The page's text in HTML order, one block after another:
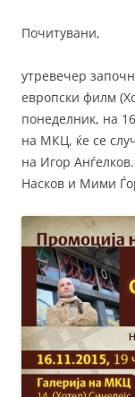
Почитувани,
утревечер
европски филм
понеделник, на
на МКЦ, ќе се
на Игор
Насков и Мими